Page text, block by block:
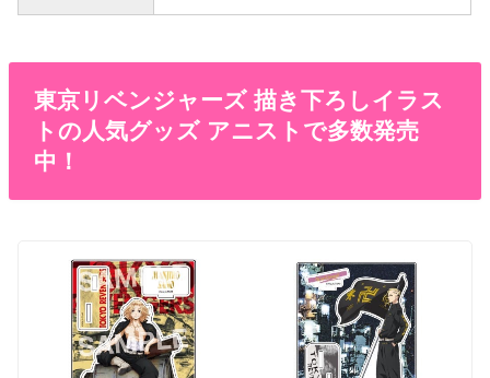
東京リベンジャーズ 描き下ろしイラス
トの人気グッズ アニストで多数発売
中！